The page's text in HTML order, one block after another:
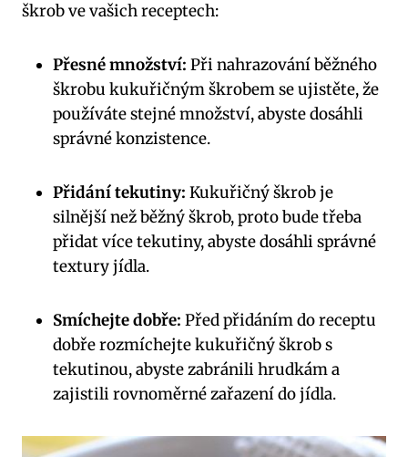
škrob ve vašich receptech:
Přesné množství: Při nahrazování běžného
škrobu kukuřičným škrobem se ujistěte, že
používáte stejné množství, abyste dosáhli
správné konzistence.
Přidání tekutiny: Kukuřičný škrob je
silnější než běžný škrob, proto bude třeba
přidat více tekutiny, abyste dosáhli správné
textury jídla.
Smíchejte dobře: Před přidáním do receptu
dobře rozmíchejte kukuřičný škrob s
tekutinou, abyste zabránili hrudkám a
zajistili rovnoměrné zařazení do jídla.